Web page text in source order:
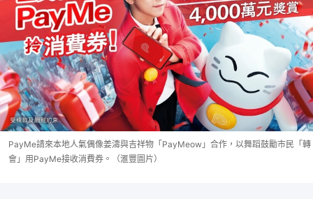
PayMe請來本地人氣偶像姜濤與吉祥物「PayMeow」合作，以舞蹈鼓勵市民「轉
會」用PayMe接收消費券。（滙豐圖片）